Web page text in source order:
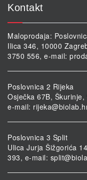
Kontakt
Maloprodaja:
Ilica 346, 10000
3750 556, e-mail:
Poslovnica 2 Rijeka
Osječka 67B,
e-mail:
Poslovnica 3 Split
Ulica Jurja Šižgorića
393, e-mail: